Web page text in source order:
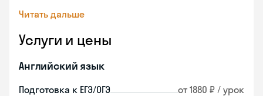
Читать дальше
Услуги и цены
Английский язык
Подготовка к ЕГЭ/ОГЭ от 1880 ₽ / урок